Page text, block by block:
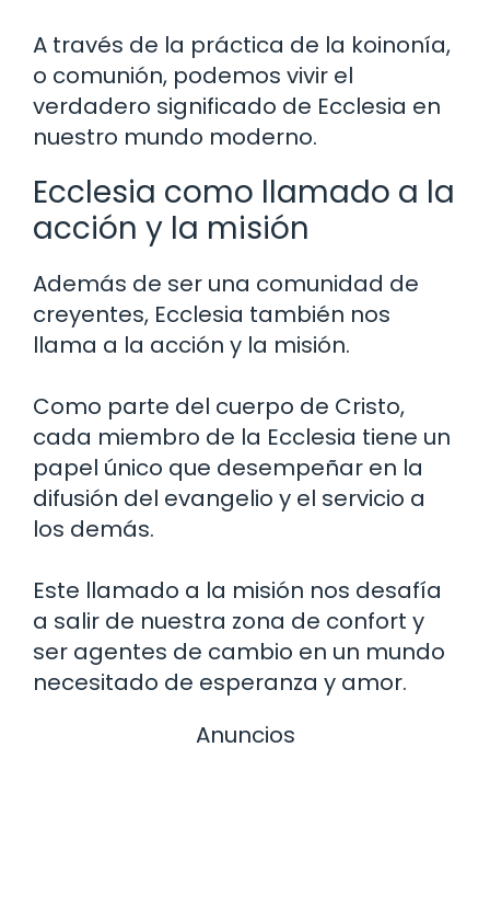
A través de la práctica de la koinonía,
o comunión, podemos vivir el
verdadero significado de Ecclesia en
nuestro mundo moderno.
Ecclesia como llamado a la
acción y la misión
Además de ser una comunidad de
creyentes, Ecclesia también nos
llama a la acción y la misión.
Como parte del cuerpo de Cristo,
cada miembro de la Ecclesia tiene un
papel único que desempeñar en la
difusión del evangelio y el servicio a
los demás.
Este llamado a la misión nos desafía
a salir de nuestra zona de confort y
ser agentes de cambio en un mundo
necesitado de esperanza y amor.
Anuncios